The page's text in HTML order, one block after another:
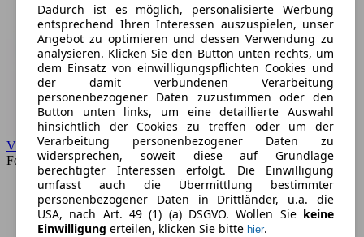
VW
Forum
Dadurch ist es möglich, personalisierte Werbung
entsprechend Ihren Interessen auszuspielen, unser
Angebot zu optimieren und dessen Verwendung zu
analysieren. Klicken Sie den Button unten rechts, um
dem Einsatz von einwilligungspflichten Cookies und
der damit verbundenen Verarbeitung
personenbezogener Daten zuzustimmen oder den
Button unten links, um eine detaillierte Auswahl
hinsichtlich der Cookies zu treffen oder um der
Verarbeitung personenbezogener Daten zu
widersprechen, soweit diese auf Grundlage
berechtigter Interessen erfolgt. Die Einwilligung
umfasst auch die Übermittlung bestimmter
personenbezogener Daten in Drittländer, u.a. die
USA, nach Art. 49 (1) (a) DSGVO. Wollen Sie keine
Einwilligung erteilen, klicken Sie bitte hier.